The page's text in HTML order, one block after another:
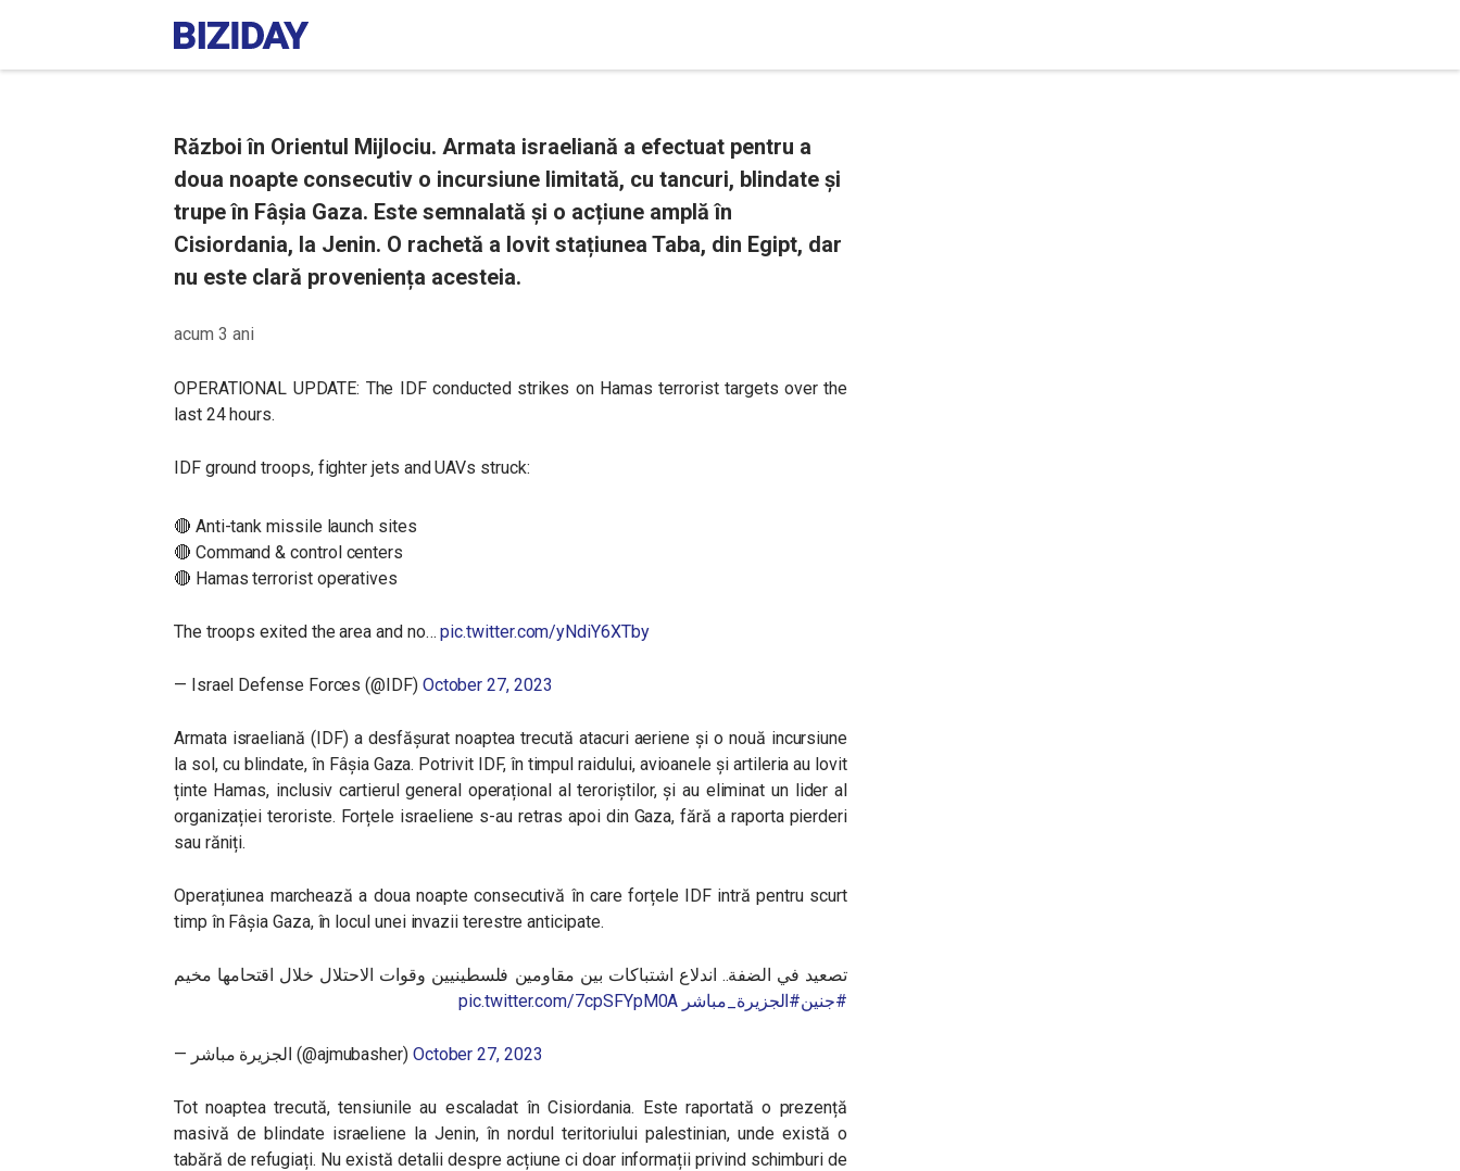
Război în Orientul Mijlociu. Armata israeliană a efectuat pentru a
doua noapte consecutiv o incursiune limitată, cu tancuri, blindate și
trupe în Fâșia Gaza. Este semnalată și o acțiune amplă în
Cisiordania, la Jenin. O rachetă a lovit stațiunea Taba, din Egipt, dar
nu este clară proveniența acesteia.
acum 3 ani
OPERATIONAL UPDATE: The IDF conducted strikes on Hamas terrorist targets over the
last 24 hours.
IDF ground troops, fighter jets and UAVs struck:
🔴 Anti-tank missile launch sites
🔴 Command & control centers
🔴 Hamas terrorist operatives
The troops exited the area and no…pic.twitter.com/yNdiY6XTby
— Israel Defense Forces (@IDF) October 27, 2023
Armata israeliană (IDF) a desfășurat noaptea trecută atacuri aeriene și o nouă incursiune
la sol, cu blindate, în Fâșia Gaza. Potrivit IDF, în timpul raidului, avioanele și artileria au lovit
ținte Hamas, inclusiv cartierul general operațional al teroriștilor, și au eliminat un lider al
organizației teroriste. Forțele israeliene s-au retras apoi din Gaza, fără a raporta pierderi
sau răniți.
Operațiunea marchează a doua noapte consecutivă în care forțele IDF intră pentru scurt
timp în Fâșia Gaza, în locul unei invazii terestre anticipate.
تصعيد في الضفة.. اندلاع اشتباكات بين مقاومين فلسطينيين وقوات الاحتلال خلال اقتحامها مخيم
#جنين#الجزيرة_مباشر pic.twitter.com/7cpSFYpM0A
— الجزيرة مباشر (@ajmubasher) October 27, 2023
Tot noaptea trecută, tensiunile au escaladat în Cisiordania. Este raportată o prezență
masivă de blindate israeliene la Jenin, în nordul teritoriului palestinian, unde există o
tabără de refugiați. Nu există detalii despre acțiune ci doar informații privind schimburi de